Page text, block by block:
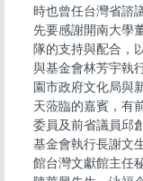
時也曾任台灣省諮
先要感謝開南大學
隊的支持與配合，
與基金會林芳宇執
園市政府文化局與
天蒞臨的嘉賓，有
委員及前省議員邱
基金會執行長謝文
館台灣文獻館主任